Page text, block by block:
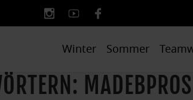
Winter Sommer
MADEBPROS